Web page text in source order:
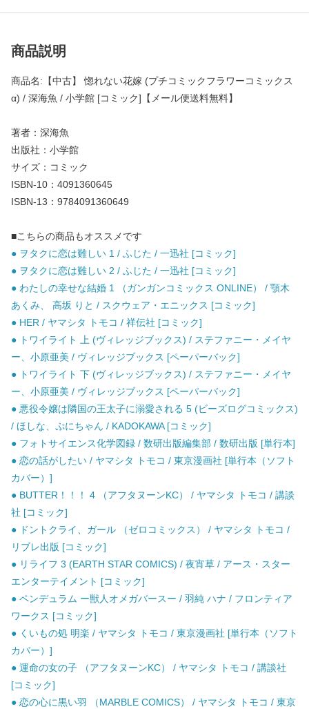
商品説明
商品名:【中古】 惚れない花嫁 (プチコミックフラワーコミックス
α) / 深海魚 / 小学館 [コミック]【メール便送料無料】
著者：深海魚
出版社：小学館
サイズ：コミック
ISBN-10：4091360645
ISBN-13：9784091360649
■こちらの商品もオススメです
● ヲタクに恋は難しい 1 / ふじた / 一迅社 [コミック]
● ヲタクに恋は難しい 2 / ふじた / 一迅社 [コミック]
● わたしの幸せな結婚 1 （ガンガンコミックス ONLINE） / 顎木
あくみ、 高坂 りと / スクウェア・エニックス [コミック]
● HER / ヤマシタ トモコ / 祥伝社 [コミック]
● トワイライト 上 (ヴィレッジブックス) / ステファニー・メイヤ
ー、小原亜美 / ヴィレッジブックス [ペーパーバック]
● トワイライト 下 (ヴィレッジブックス) / ステファニー・メイヤ
ー、小原亜美 / ヴィレッジブックス [ペーパーバック]
● 悪役令嬢は隣国の王太子に溺愛される 5 (ビーズログコミックス)
/ ほしな、ぷにちゃん / KADOKAWA [コミック]
● フォトサイエンス化学図録 / 数研出版編集部 / 数研出版 [単行本]
● 恋の話がしたい / ヤマシタ トモコ / 東京漫画社 [単行本（ソフト
カバー）]
● BUTTER！！！ 4 （アフタヌーンKC） / ヤマシタ トモコ / 講談
社 [コミック]
● ドントクライ、ガール （ゼロコミックス） / ヤマシタ トモコ /
リブレ出版 [コミック]
● リライフ 3 (EARTH STAR COMICS) / 夜宵草 / アース・スター
エンターテイメント [コミック]
● ペンデュラム ー獣人オメガバースー / 羽純 ハナ / フロンティア
ワークス [コミック]
● くいもの処 明楽 / ヤマシタ トモコ / 東京漫画社 [単行本（ソフト
カバー）]
● 運命の女の子 （アフタヌーンKC） / ヤマシタ トモコ / 講談社
[コミック]
● 恋の心に黒い羽 （MARBLE COMICS） / ヤマシタ トモコ / 東京